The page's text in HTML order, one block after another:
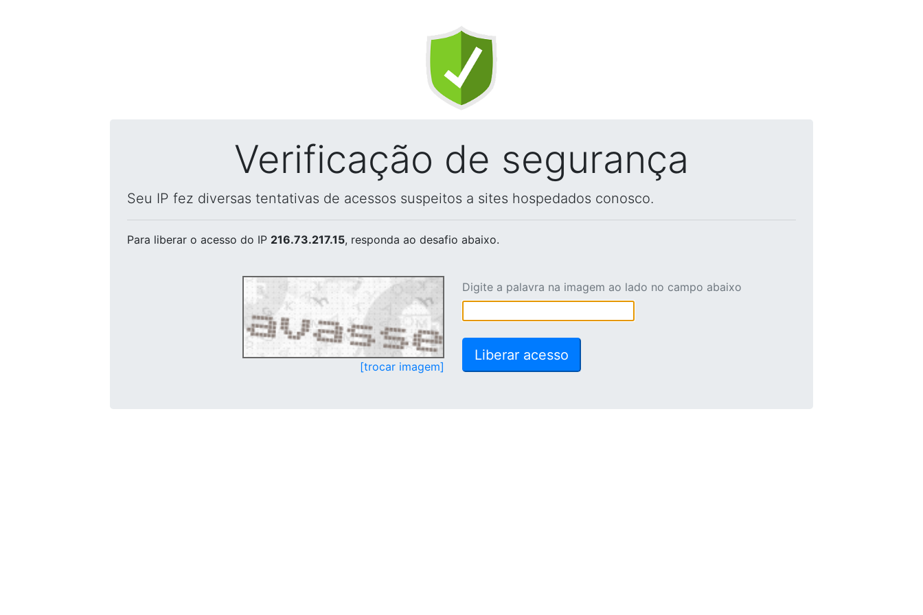
Verificação de segurança
Seu IP fez diversas tentativas de acessos suspeitos a sites hospedados conosco.
Para liberar o acesso do IP 216.73.217.15, responda ao desafio abaixo.
[trocar imagem]
Digite a palavra na imagem ao lado no campo abaixo